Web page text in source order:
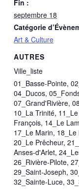
Fin :
septembre 18
Catégorie
Art & Culture
AUTRES
Ville_liste
01_Basse-Pointe,
04_Ducos,
07_Grand'Rivière,
10_La Trinité,
François, 14_Le
17_Le Marin,
20_Le Prêcheur,
Anses-d'Arlet,
26_Rivière-Pilote,
29_Saint-Joseph,
32_Sainte-Luce,